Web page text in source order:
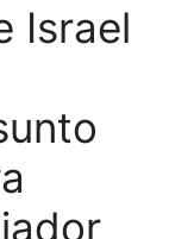
Israel